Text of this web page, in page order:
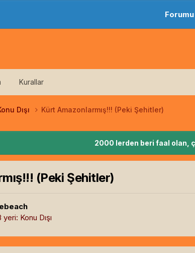
Kurallar
Dışı Kürt Amazonlarmış!!! (Peki Şehitler)
2000 lerden beri faal olan,
(Peki Şehitler)
yeri: Konu Dışı